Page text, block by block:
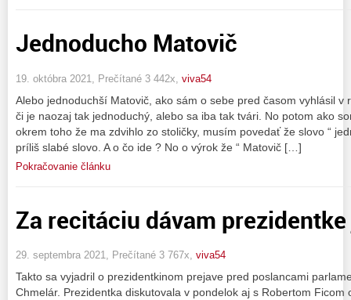
Jednoducho Matovič
19. októbra 2021, Prečítané 3 442x, viva54
Alebo jednoduchší Matovič, ako sám o sebe pred časom vyhlásil v
či je naozaj tak jednoduchý, alebo sa iba tak tvári. No potom ako
okrem toho že ma zdvihlo zo stoličky, musím povedať že slovo “
príliš slabé slovo. A o čo ide ? No o výrok že “ Matovič […]
Pokračovanie článku
Za recitáciu dávam
29. septembra 2021, Prečítané 3 767x, viva54
Takto sa vyjadril o prezidentkinom prejave pred poslancami
Chmelár. Prezidentka diskutovala v pondelok aj s Robertom Ficom